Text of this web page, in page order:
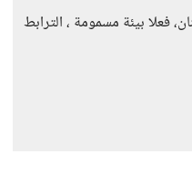
فعلا بيئة مسمومة ، الترابط